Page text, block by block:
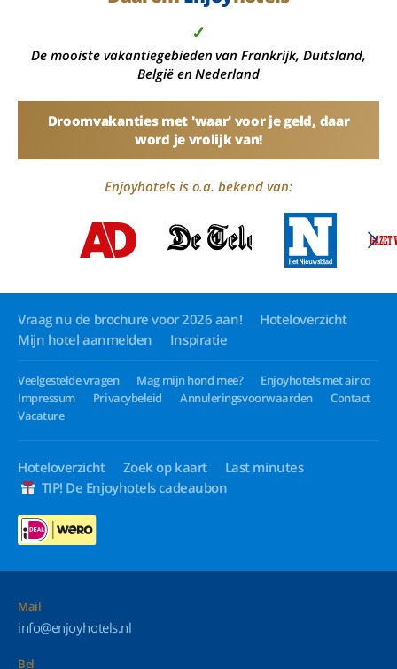
✓
De mooiste vakantiegebieden van Frankrijk, Duitsland,
België en Nederland
Droomvakanties met 'waar' voor je geld, daar
word je vrolijk van!
Enjoyhotels is o.a. bekend van:
Vraag nu de brochure voor 2026 aan!
Hoteloverzicht
Mijn hotel aanmelden
Inspiratie
Veelgestelde vragen Mag mijn hond mee?
Enjoyhotels met airco
Impressum
Privacybeleid Annuleringsvoorwaarden
Contact
Vacature
Hoteloverzicht Zoek op kaart
Last minutes
TIP! De Enjoyhotels cadeaubon
Mail
info@enjoyhotels.nl
Bel